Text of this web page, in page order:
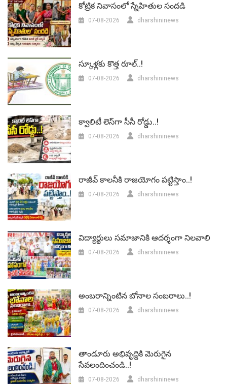
కోట్రిక నివాసంలో స్నేహితుల సందడి
07-08-2026 dharshininews
స్కూళ్లకు కొత్త రూల్..!
07-08-2026 dharshininews
క్వాలిటీ లెస్‌గా సీసీ రోడ్డు..!
07-08-2026 dharshininews
రాజీవ్ కాలనీకి రాజయోగం పట్టిస్తాం..!
07-08-2026 dharshininews
విద్యార్థులు సమాజానికి ఆదర్శంగా నిలవాలి
07-08-2026 dharshininews
అంబరాన్నింటిన బోనాల సంబరాలు..!
07-08-2026 dharshininews
తాండూరు అభివృద్దికి మెరుగైన
సేవలందించండి..!
07-08-2026 dharshininews